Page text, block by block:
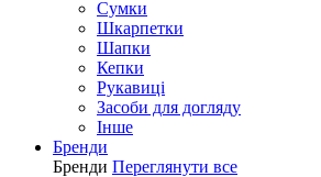
Сумки
Шкарпетки
Шапки
Кепки
Рукавиці
Засоби для догляду
Інше
Бренди
Бренди Переглянути все